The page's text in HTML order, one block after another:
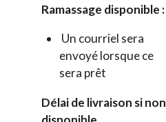
Ramassage disponible :
Un courriel sera
envoyé lorsque ce
sera prêt
Délai de livraison si non